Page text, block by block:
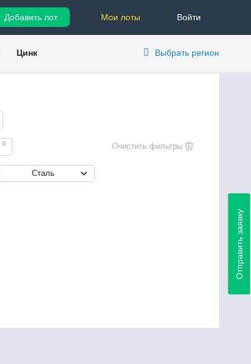
Войти
Мои лоты
Добавить лот
Цинк Выбрать регион
0
Сталь
Отправить заявку